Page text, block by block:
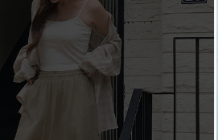
니트
블라우스
원피스